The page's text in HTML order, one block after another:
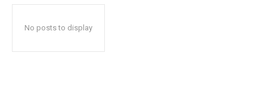
No posts to display